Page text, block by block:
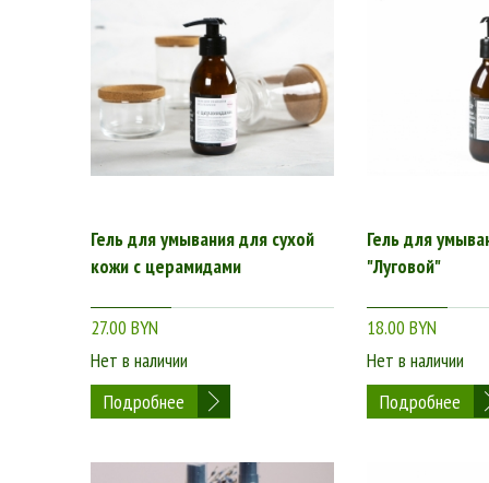
Только органические косметические средства могут
экологичных компонентов:
лекарственных растений;
растительных экстрактов;
эфирных масел;
лечебных кореньев;
Вниманию потребителей представлена возможность
различной сложности:
пигментные пятна;
отечность;
высыпания;
естественные возрастные изменения и так далее.
Гель для умывания для сухой
кожи с церамидами
27.00 BYN
Нет в наличии
Подробнее
Гель для
"Луговой"
18.00 BYN
Нет в наличии
Подробнее